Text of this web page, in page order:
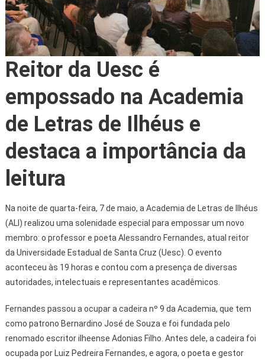
Reitor da Uesc é
empossado na Academia
de Letras de Ilhéus e
destaca a importância da
leitura
Na noite de quarta-feira, 7 de maio, a Academia de Letras de Ilhéus
(ALI) realizou uma solenidade especial para empossar um novo
membro: o professor e poeta Alessandro Fernandes, atual reitor
da Universidade Estadual de Santa Cruz (Uesc). O evento
aconteceu às 19 horas e contou com a presença de diversas
autoridades, intelectuais e representantes acadêmicos.
Fernandes passou a ocupar a cadeira nº 9 da Academia, que tem
como patrono Bernardino José de Souza e foi fundada pelo
renomado escritor ilheense Adonias Filho. Antes dele, a cadeira foi
ocupada por Luiz Pedreira Fernandes, e agora, o poeta e gestor